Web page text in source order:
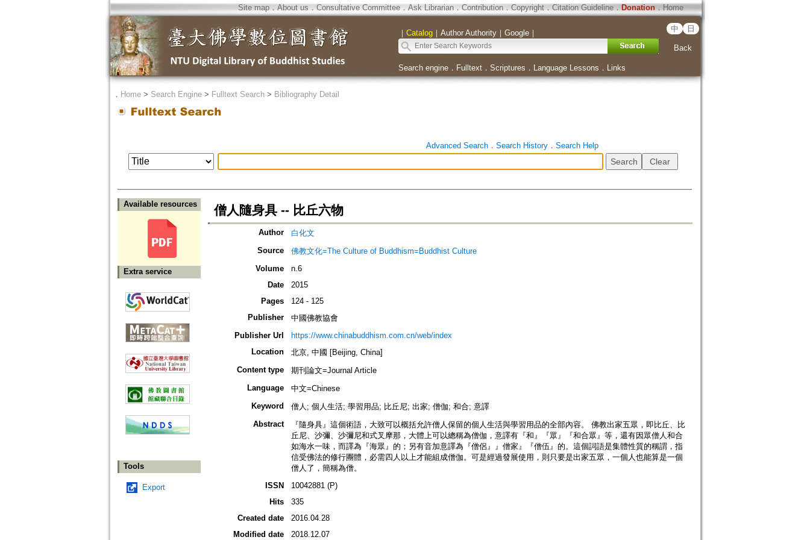
Site map．About us ． Consultative Committee． Ask Librarian． Contribution．Copyright．Citation Guideline． Donation．Home
｜ Catalog｜ Author Authority｜ Google｜ 中 日
Back
Search engine． Fulltext． Scriptures ． Language Lessons ． Links
． Home> Search Engine> Fulltext Search> Bibliography Detail
Advanced Search． Search History． Search Help
Available resources
Extra service
Tools
Export
僧人隨身具 -- 比丘六物
Author
白化文
Source
佛教文化=The Culture of Buddhism=Buddhist Culture
Volume
n.6
Date
2015
Pages
124 - 125
Publisher
中國佛教協會
Publisher Url
https://www.chinabuddhism.com.cn/web/index
Location
北京, 中國 [Beijing, China]
Content type
期刊論文=Journal Article
Language
中文=Chinese
Keyword
僧人; 個人生活; 學習用品; 比丘尼; 出家; 僧伽; 和合; 意譯
Abstract
『隨身具』這個術語，大致可以概括允許僧人保留的個人生活與學習用品的全部內容。 佛教出家五眾，即比丘、比
丘尼、沙彌、沙彌尼和式叉摩那，大體上可以總稱為僧伽，意譯有『和』『眾』『和合眾』等，還有因眾僧人和合
如海水一味，而譯為『海眾』的；另有音加意譯為『僧侶』』僧家』『僧伍』的。這個詞語是集體性質的稱謂，指
信受佛法的修行團體，必需四人以上才能組成僧伽。可是經過發展使用，則只要是出家五眾，一個人也能算是一個
僧人了，簡稱為僧。
ISSN
10042881 (P)
Hits
335
Created date
2016.04.28
Modified date
2018.12.07